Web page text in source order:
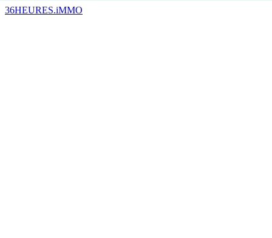
36HEURES.iMMO